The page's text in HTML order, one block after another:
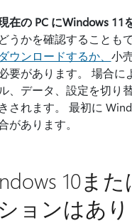
在の PC にWindows 11
どうかを確認することも
ダウンロードするか、 小
要があります。 場合に
ル、データ、設定を切り
きされます。 最初に
があります。
10ま
ョンはあ